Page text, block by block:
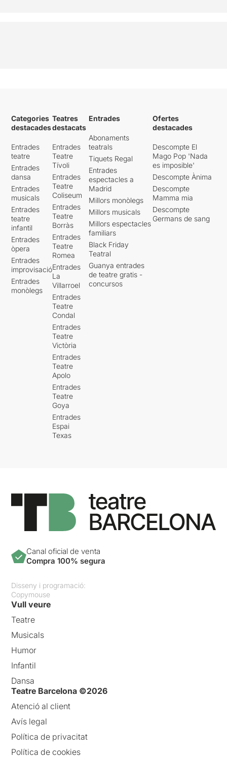
Categories
destacades
Entrades
teatre
Entrades
dansa
Entrades
musicals
Entrades
teatre
infantil
Entrades
òpera
Entrades
improvisació
Entrades
monòlegs
Teatres
destacats
Entrades
Teatre
Tívoli
Entrades
Teatre
Coliseum
Entrades
Teatre
Borràs
Entrades
Teatre
Romea
Entrades
La
Villarroel
Entrades
Teatre
Condal
Entrades
Teatre
Victòria
Entrades
Teatre
Apolo
Entrades
Teatre
Goya
Entrades
Espai
Texas
Entrades
Abonaments
teatrals
Tiquets Regal
Entrades
espectacles a
Madrid
Millors monòlegs
Millors musicals
Millors espectacles
familiars
Black Friday
Teatral
Guanya entrades
de teatre gratis -
concursos
Ofertes
destacades
Descompte El
Mago Pop 'Nada
es imposible'
Descompte Ànima
Descompte
Mamma mia
Descompte
Germans de sang
Canal oficial de venta
Compra 100% segura
Disseny i programació:
Copymouse
Vull veure
Teatre
Musicals
Humor
Infantil
Dansa
Teatre Barcelona ©2026
Atenció al client
Avís legal
Política de privacitat
Política de cookies